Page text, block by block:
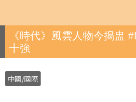
《時代》風雲人物今揭盅
十強
中國/國際